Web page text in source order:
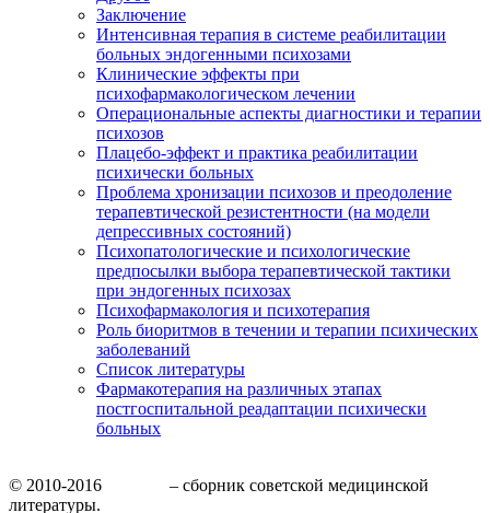
Заключение
Интенсивная терапия в системе реабилитации
больных эндогенными психозами
Клинические эффекты при
психофармакологическом лечении
Операциональные аспекты диагностики и терапии
психозов
Плацебо-эффект и практика реабилитации
психически больных
Проблема хронизации психозов и преодоление
терапевтической резистентности (на модели
депрессивных состояний)
Психопатологические и психологические
предпосылки выбора терапевтической тактики
при эндогенных психозах
Психофармакология и психотерапия
Роль биоритмов в течении и терапии психических
заболеваний
Список литературы
Фармакотерапия на различных этапах
постгоспитальной реадаптации психически
больных
© 2010-2016
– сборник советской медицинской
литературы.